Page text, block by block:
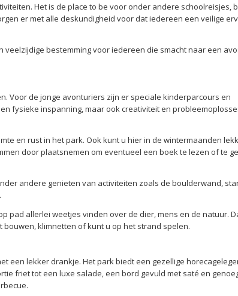
Het is de place to be voor onder andere schoolreisjes,
er met alle deskundigheid voor dat iedereen een veilige
bestemming voor iedereen die smacht naar een
Voor de jonge avonturiers zijn er speciale kinderparcours en
fysieke inspanning, maar ook creativiteit en
en rust in het park. Ook kunt u hier in de wintermaanden
door plaatsnemen om eventueel een boek te lezen of te
andere genieten van activiteiten zoals de boulderwand,
pad allerlei weetjes vinden over de dier, mens en de natuur.
klimnetten of kunt u op het strand spelen.
een lekker drankje. Het park biedt een gezellige
friet tot een luxe salade, een bord gevuld met saté en